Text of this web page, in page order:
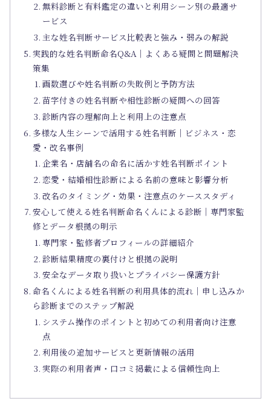
無料診断と有料鑑定の違いと利用シーン別の最適サ
ービス
主な姓名判断サービス比較表と強み・弱みの解説
実践的な姓名判断命名Q&A｜よくある疑問と問題解決
策集
画数選びや姓名判断の失敗例と予防方法
苗字付きの姓名判断や相性診断の疑問への回答
診断内容の理解向上と利用上の注意点
多様な人生シーンで活用する姓名判断｜ビジネス・恋
愛・改名事例
企業名・店舗名の命名に活かす姓名判断ポイント
恋愛・結婚相性診断による名前の意味と影響分析
改名のタイミング・効果・注意点のケーススタディ
安心して使える姓名判断命名くんによる診断｜専門家監
修とデータ根拠の明示
専門家・監修者プロフィールの詳細紹介
診断結果精度の裏付けと根拠の説明
安全なデータ取り扱いとプライバシー保護方針
命名くんによる姓名判断の利用具体的流れ｜申し込みか
ら診断までのステップ解説
システム操作のポイントと初めての利用者向け注意
点
利用後の追加サービスと更新情報の活用
実際の利用者声・口コミ掲載による信頼性向上